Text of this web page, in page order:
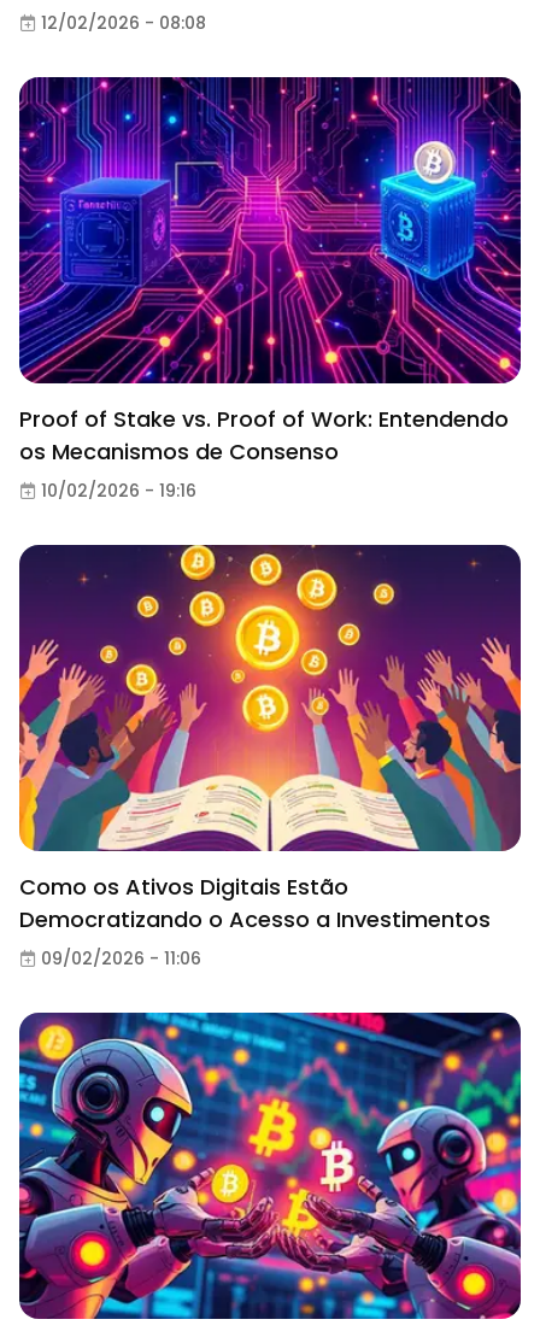
12/02/2026 - 08:08
Proof of Stake vs. Proof of Work: Entendendo
os Mecanismos de Consenso
10/02/2026 - 19:16
Como os Ativos Digitais Estão
Democratizando o Acesso a Investimentos
09/02/2026 - 11:06